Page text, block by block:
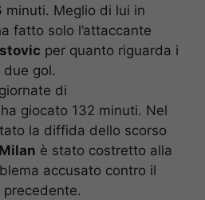
minuti. Meglio di lui in
fatto solo l’attaccante
per quanto riguarda i
gol.
di
ha giocato 132 minuti. Nel
la diffida dello scorso
Milan è stato costretto alla
accusato contro il